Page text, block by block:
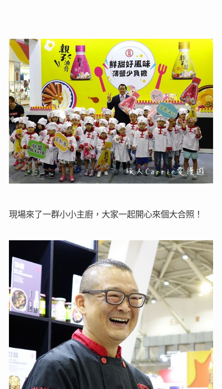
現場來了一群小小主廚，大家一起開心來個大合照！